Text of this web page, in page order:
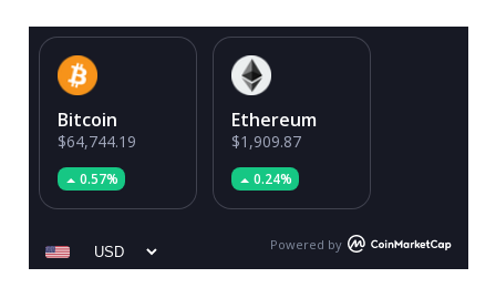
Bitcoin
$64,744.19
0.57%
Ethereum
$1,909.87
0.24%
Powered by